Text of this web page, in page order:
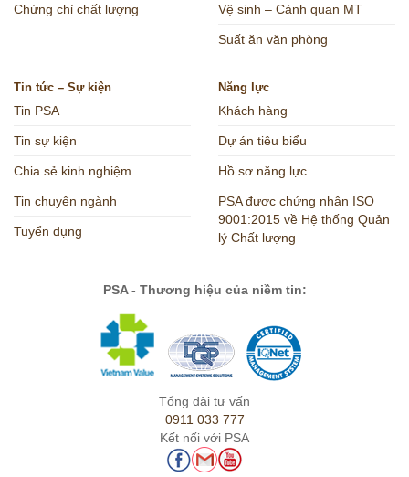
Chứng chỉ chất lượng Vệ sinh – Cảnh quan MT
Suất ăn văn phòng
Tin tức – Sự kiện
Tin PSA
Tin sự kiện
Chia sẻ kinh nghiệm
Tin chuyên ngành
Tuyển dụng
Năng lực
Khách hàng
Dự án tiêu biểu
Hồ sơ năng lực
PSA được chứng nhận ISO
9001:2015 về Hệ thống Quản
lý Chất lượng
PSA - Thương hiệu của niềm tin:
Tổng đài tư vấn
0911 033 777
Kết nối với PSA